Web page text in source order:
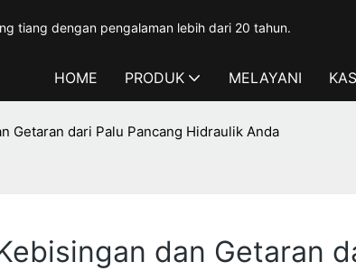
tiang dengan pengalaman lebih dari 20 tahun.
HOME PRODUK MELAYANI
Getaran dari Palu Pancang Hidraulik Anda
dan Getaran